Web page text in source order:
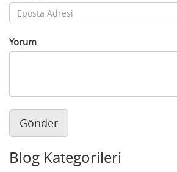
Yorum
Gönder
Blog Kategorileri